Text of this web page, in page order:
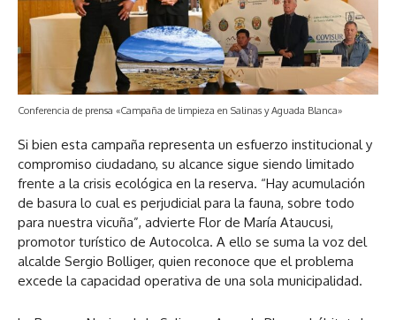
Conferencia de prensa «Campaña de limpieza en Salinas y Aguada Blanca»
Si bien esta campaña representa un esfuerzo institucional y
compromiso ciudadano, su alcance sigue siendo limitado
frente a la crisis ecológica en la reserva. “Hay acumulación
de basura lo cual es perjudicial para la fauna, sobre todo
para nuestra vicuña”, advierte Flor de María Ataucusi,
promotor turístico de Autocolca. A ello se suma la voz del
alcalde Sergio Bolliger, quien reconoce que el problema
excede la capacidad operativa de una sola municipalidad.